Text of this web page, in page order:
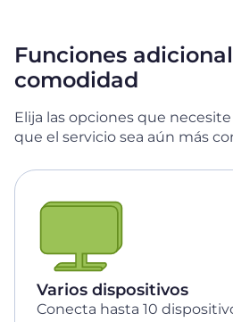
Funciones
comodidad
Elija las opciones que
que el servicio sea aún más
Varios dispositivos
Conecta hasta 10